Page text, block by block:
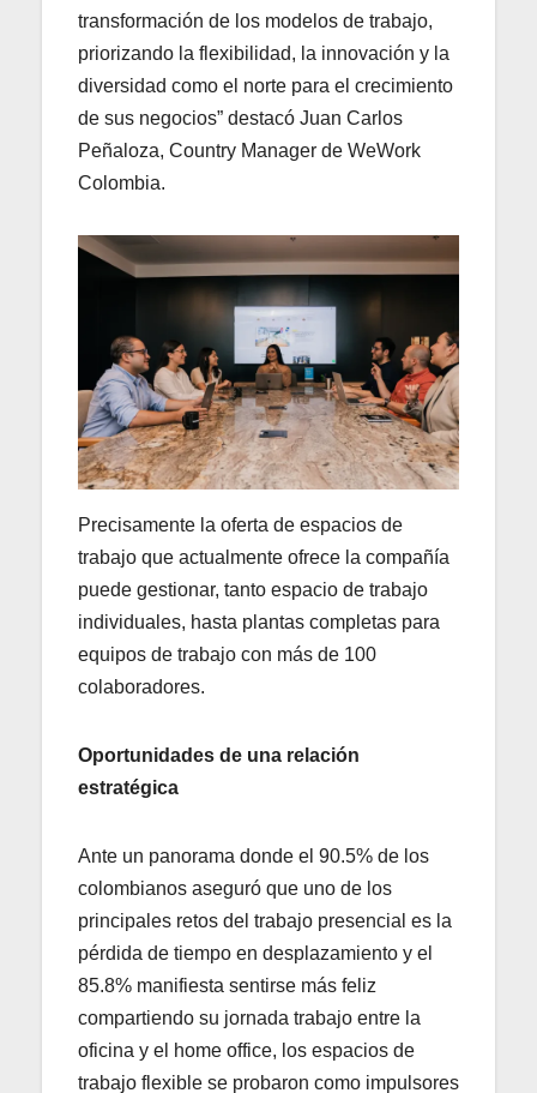
transformación de los modelos de trabajo,
priorizando la flexibilidad, la innovación y la
diversidad como el norte para el crecimiento
de sus negocios” destacó Juan Carlos
Peñaloza, Country Manager de WeWork
Colombia.
Precisamente la oferta de espacios de
trabajo que actualmente ofrece la compañía
puede gestionar, tanto espacio de trabajo
individuales, hasta plantas completas para
equipos de trabajo con más de 100
colaboradores.
Oportunidades de una relación
estratégica
Ante un panorama donde el 90.5% de los
colombianos aseguró que uno de los
principales retos del trabajo presencial es la
pérdida de tiempo en desplazamiento y el
85.8% manifiesta sentirse más feliz
compartiendo su jornada trabajo entre la
oficina y el home office, los espacios de
trabajo flexible se probaron como impulsores